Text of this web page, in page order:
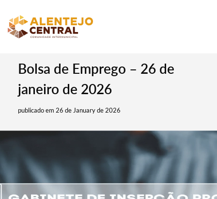
Bolsa de Emprego – 26 de
janeiro de 2026
publicado em 26 de January de 2026